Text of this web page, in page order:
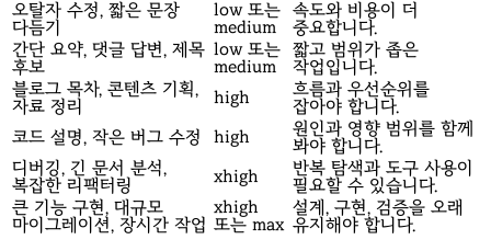
오탈자 수정, 짧은 문장
다듬기
low 또는
medium
속도와 비용이 더
중요합니다.
간단 요약, 댓글 답변, 제목
후보
low 또는
medium
짧고 범위가 좁은
작업입니다.
블로그 목차, 콘텐츠 기획,
자료 정리
high
흐름과 우선순위를
잡아야 합니다.
코드 설명, 작은 버그 수정
high
원인과 영향 범위를 함께
봐야 합니다.
디버깅, 긴 문서 분석,
복잡한 리팩터링
xhigh
반복 탐색과 도구 사용이
필요할 수 있습니다.
큰 기능 구현, 대규모
마이그레이션, 장시간 작업
xhigh
또는 max
설계, 구현, 검증을 오래
유지해야 합니다.